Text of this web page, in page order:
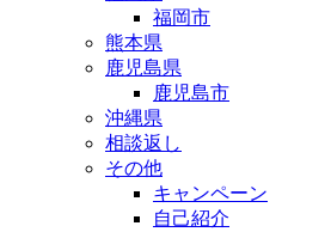
福岡市
熊本県
鹿児島県
鹿児島市
沖縄県
相談返し
その他
キャンペーン
自己紹介